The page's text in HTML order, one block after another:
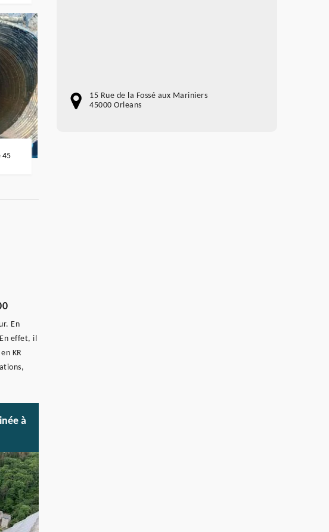
45
En
effet, il
KR
à
15 Rue de la Fossé aux Mariniers
45000 Orleans